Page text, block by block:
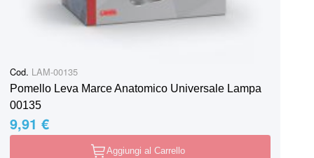
Cod. LAM-00135
Pomello Leva Marce Anatomico Universale Lampa
00135
9,91 €
Aggiungi al Carrello